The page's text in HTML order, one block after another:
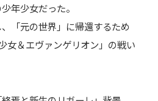
年少女だった。
、「元の世界」に帰還するため
女＆エヴァンゲリオン」の戦い